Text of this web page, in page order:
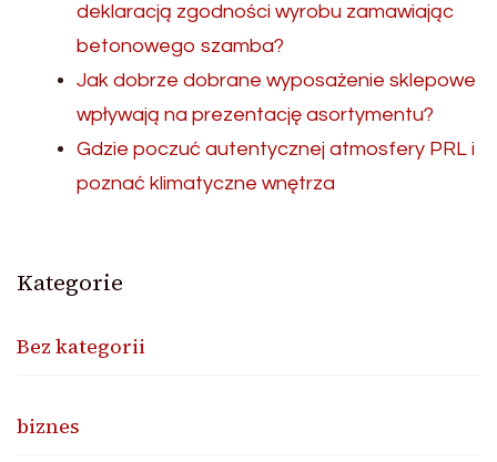
deklaracją zgodności wyrobu zamawiając
betonowego szamba?
Jak dobrze dobrane wyposażenie sklepowe
wpływają na prezentację asortymentu?
Gdzie poczuć autentycznej atmosfery PRL i
poznać klimatyczne wnętrza
Kategorie
Bez kategorii
biznes